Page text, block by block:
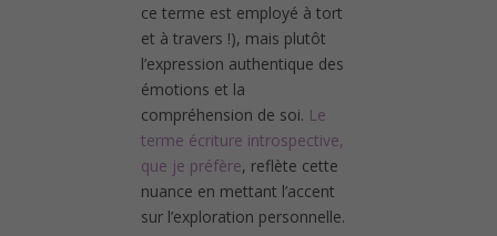
ce terme est employé à tort
et à travers !), mais plutôt
l’expression authentique des
émotions et la
compréhension de soi. Le
terme écriture introspective,
que je préfère, reflète cette
nuance en mettant l’accent
sur l’exploration personnelle.